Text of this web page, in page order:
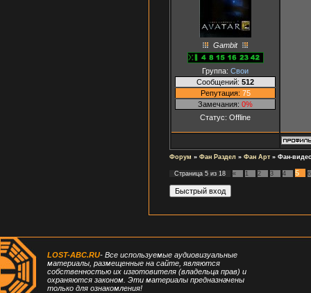
Gambit
Группа: Свои
Сообщений: 512
Репутация: 75
Замечания: 0%
Статус: Offline
Форум » Фан Раздел » Фан Арт » Фан-
Страница 5 из 18 « 1 2 3 4 5 6
LOST-ABC.RU- Все используемые аудиовизуальные
материалы, размещенные на сайте, являются
собственностью их изготовителя (владельца прав) и
охраняются законом. Эти материалы предназначены
только для ознакомления!